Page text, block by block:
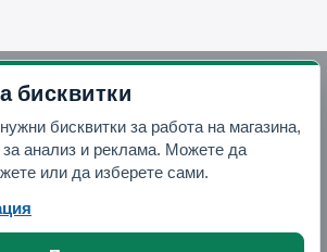
в Telegram
бисквитки
бисквитки за работа на магазина,
за анализ и реклама. Можете да
или да изберете сами.